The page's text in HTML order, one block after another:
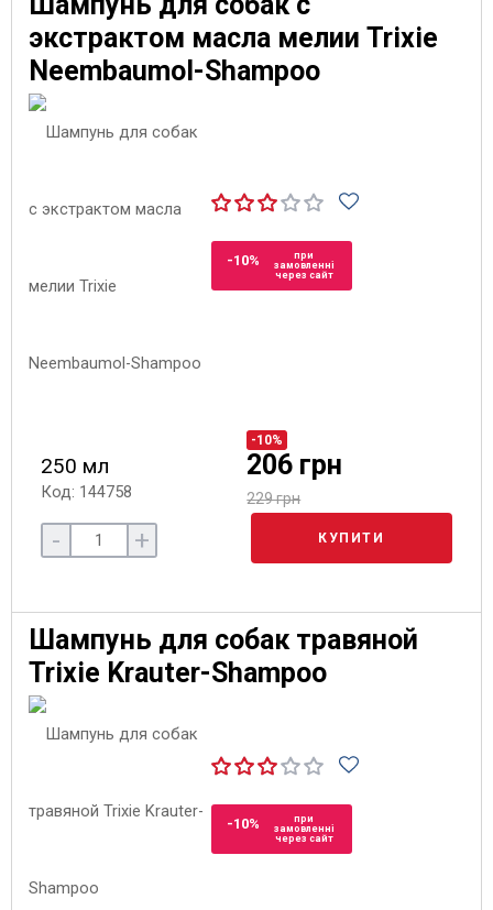
экстрактом масла мелии Trixie
Neembaumol-Shampoo
-10%
при
замовленні
через сайт
250 мл
Код: 144758
-10%
206 грн
229 грн
- + КУПИТИ
Шампунь для собак травяной
Trixie Krauter-Shampoo
-10%
при
замовленні
через сайт